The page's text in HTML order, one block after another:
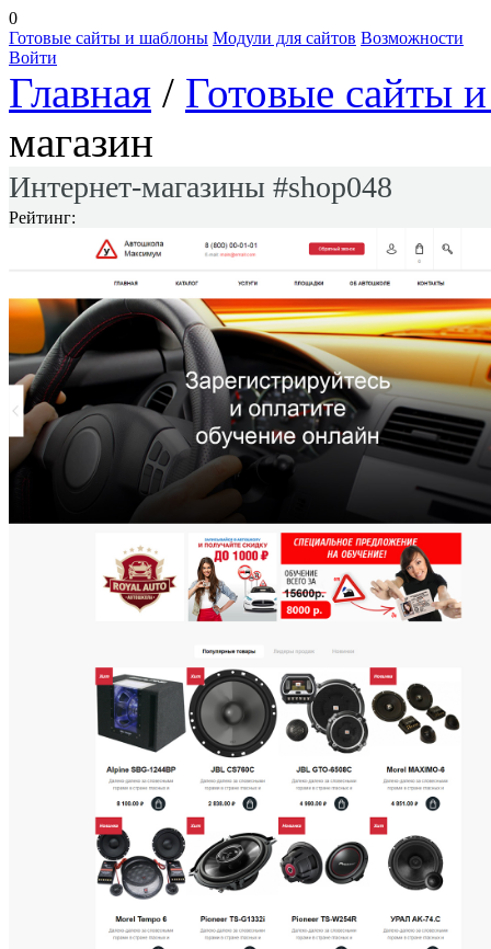
0
Готовые сайты и шаблоны Модули для сайтов Возможности
Войти
Главная / Готовые сайты
магазин
Интернет-магазины #shop048
Рейтинг:
СМОТРЕТЬ ДЕМО